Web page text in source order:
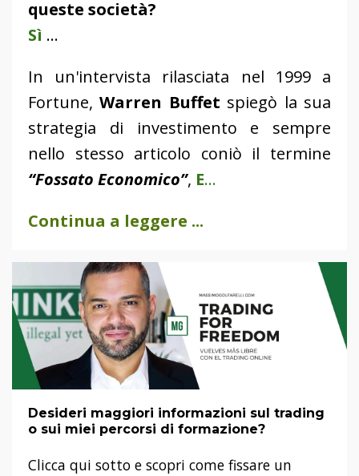
queste società?
Sì ...
In un'intervista rilasciata nel 1999 a
Fortune,Warren Buffet spiegò la sua
strategia di investimento
e sempre
nello stesso articolo coniò il termine
“Fossato Economico”, E...
Continua a leggere ...
Desideri maggiori informazioni sul trading
o sui miei percorsi di formazione?
Clicca qui sotto e scopri come fissare un